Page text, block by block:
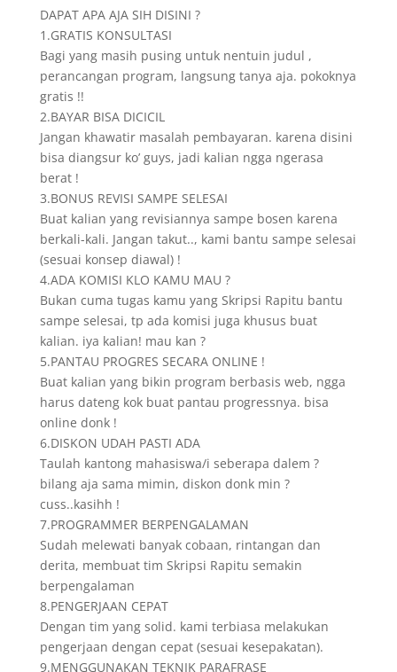
DAPAT APA AJA SIH DISINI ?
1.GRATIS KONSULTASI
Bagi yang masih pusing untuk nentuin judul ,
perancangan program, langsung tanya aja. pokoknya
gratis !!
2.BAYAR BISA DICICIL
Jangan khawatir masalah pembayaran. karena disini
bisa diangsur ko’ guys, jadi kalian ngga ngerasa
berat !
3.BONUS REVISI SAMPE SELESAI
Buat kalian yang revisiannya sampe bosen karena
berkali-kali. Jangan takut.., kami bantu sampe selesai
(sesuai konsep diawal) !
4.ADA KOMISI KLO KAMU MAU ?
Bukan cuma tugas kamu yang Skripsi Rapitu bantu
sampe selesai, tp ada komisi juga khusus buat
kalian. iya kalian! mau kan ?
5.PANTAU PROGRES SECARA ONLINE !
Buat kalian yang bikin program berbasis web, ngga
harus dateng kok buat pantau progressnya. bisa
online donk !
6.DISKON UDAH PASTI ADA
Taulah kantong mahasiswa/i seberapa dalem ?
bilang aja sama mimin, diskon donk min ?
cuss..kasihh !
7.PROGRAMMER BERPENGALAMAN
Sudah melewati banyak cobaan, rintangan dan
derita, membuat tim Skripsi Rapitu semakin
berpengalaman
8.PENGERJAAN CEPAT
Dengan tim yang solid. kami terbiasa melakukan
pengerjaan dengan cepat (sesuai kesepakatan).
9.MENGGUNAKAN TEKNIK PARAFRASE